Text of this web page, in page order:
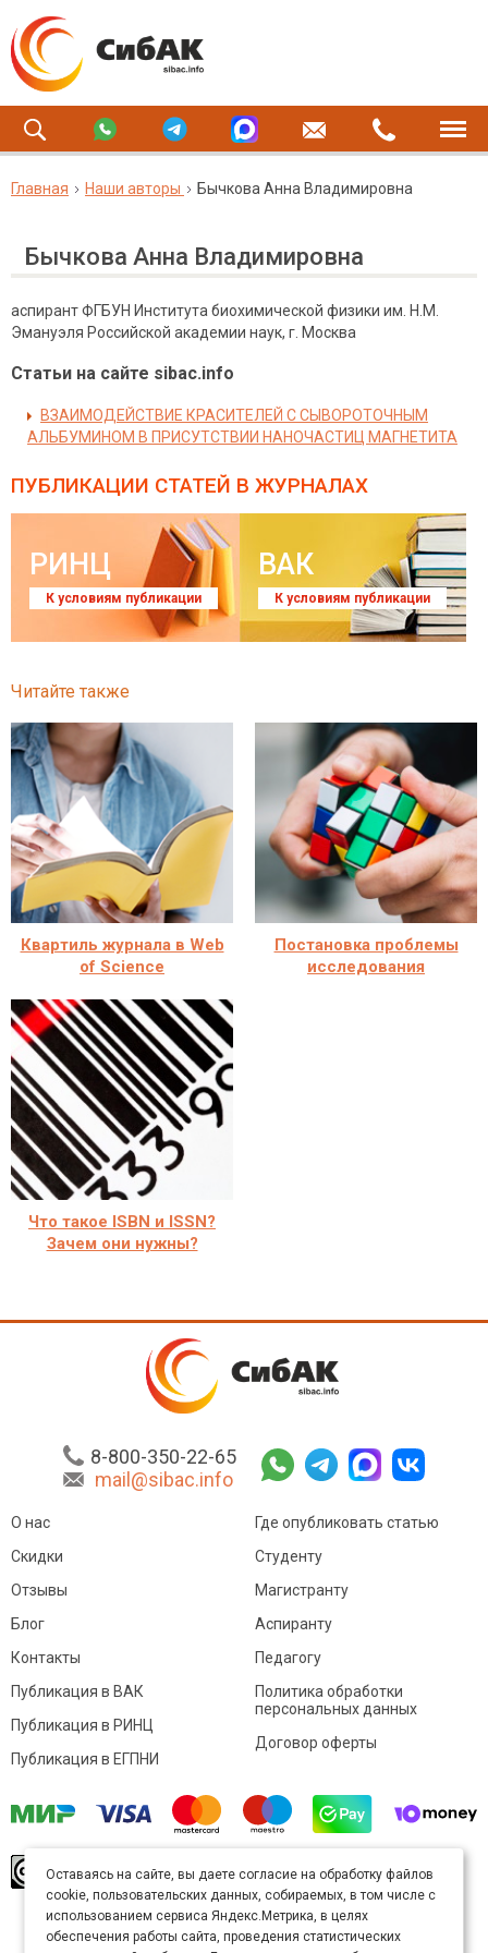
Главная Наши авторы Бычкова Анна Владимировна
Бычкова Анна Владимировна
аспирант ФГБУН Института биохимической физики им. Н.М.
Эмануэля Российской академии наук, г. Москва
Статьи на сайте sibac.info
ВЗАИМОДЕЙСТВИЕ КРАСИТЕЛЕЙ С СЫВОРОТОЧНЫМ
АЛЬБУМИНОМ В ПРИСУТСТВИИ НАНОЧАСТИЦ МАГНЕТИТА
ПУБЛИКАЦИИ СТАТЕЙ В ЖУРНАЛАХ
РИНЦ
К условиям публикации
ВАК
К условиям публикации
Читайте также
Квартиль журнала в Web
of Science
Постановка проблемы
исследования
Что такое ISBN и ISSN?
Зачем они нужны?
8-800-350-22-65
mail@sibac.info
О нас
Скидки
Отзывы
Блог
Контакты
Где опубликовать статью
Студенту
Магистранту
Аспиранту
Педагогу
Публикация в ВАК
Публикация в РИНЦ
Публикация в ЕГПНИ
Политика обработки
персональных данных
Договор оферты
произведение доступно полицензии Creative
Commons «Attribution» («Атрибуция») 4.0
Непортированная.
Карта сайта
Оставаясь на сайте, вы даете согласие на обработку файлов
cookie, пользовательских данных, собираемых, в том числе с
использованием сервиса Яндекс.Метрика, в целях
обеспечения работы сайта, проведения статистических